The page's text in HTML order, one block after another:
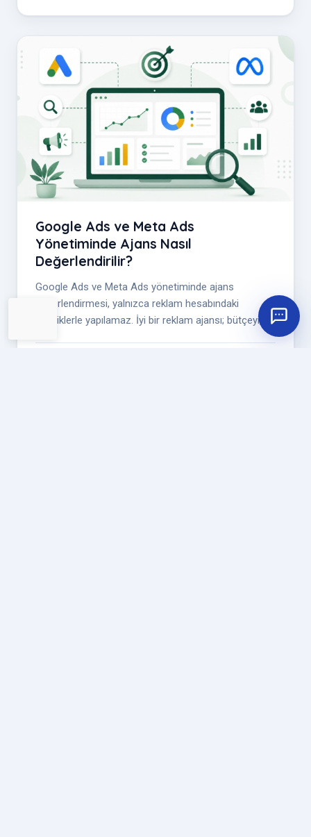
Google Ads ve Meta Ads
Yönetiminde Ajans Nasıl
Değerlendirilir?
Google Ads ve Meta Ads yönetiminde ajans
değerlendirmesi, yalnızca reklam hesabındaki
metriklerle yapılamaz. İyi bir reklam ajansı; bütçeyi,